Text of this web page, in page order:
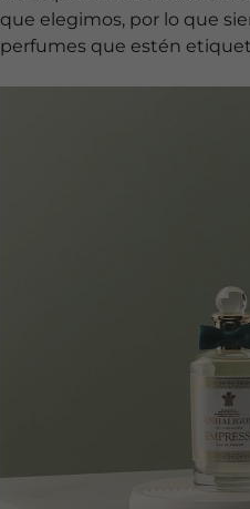
que elegimos, por lo que
perfumes que estén